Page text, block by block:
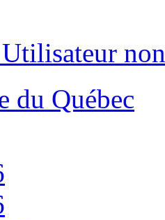
Utilisateur
du Québec